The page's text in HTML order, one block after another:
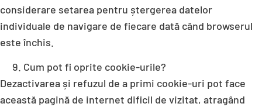
considerare setarea pentru ștergerea datelor
individuale de navigare de fiecare dată când browserul
este închis.
Cum pot fi oprite cookie-urile?
Dezactivarea și refuzul de a primi cookie-uri pot face
această pagină de internet dificil de vizitat, atragând